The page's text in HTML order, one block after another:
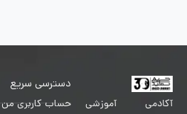
آکادمی آموزشی
دسترسی سریع
حساب کاربری من